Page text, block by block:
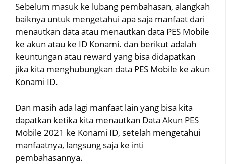
Sebelum masuk ke lubang pembahasan, alangkah
baiknya untuk mengetahui apa saja manfaat dari
menautkan data atau menautkan data PES Mobile
ke akun atau ke ID Konami. dan berikut adalah
keuntungan atau reward yang bisa didapatkan
jika kita menghubungkan data PES Mobile ke akun
Konami ID.
Dan masih ada lagi manfaat lain yang bisa kita
dapatkan ketika kita menautkan Data Akun PES
Mobile 2021 ke Konami ID, setelah mengetahui
manfaatnya, langsung saja ke inti
pembahasannya.